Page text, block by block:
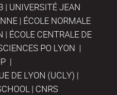
| UNIVERSITÉ JEAN
| ÉCOLE NORMALE
| ÉCOLE CENTRALE DE
PO LYON |
|
DE LYON (UCLY) |
| CNRS